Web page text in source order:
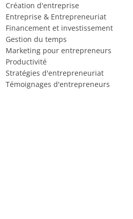
Création d'entreprise
Entreprise & Entrepreneuriat
Financement et investissement
Gestion du temps
Marketing pour entrepreneurs
Productivité
Stratégies d'entrepreneuriat
Témoignages d'entrepreneurs